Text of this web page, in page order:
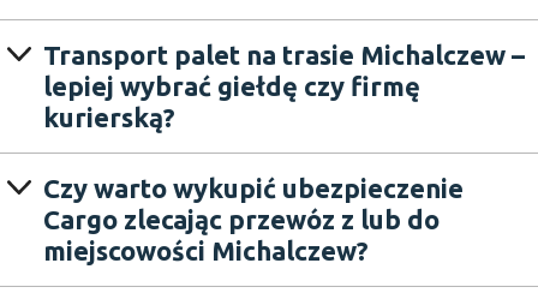
Transport palet na trasie Michalczew –
lepiej wybrać giełdę czy firmę
kurierską?
Czy warto wykupić ubezpieczenie
Cargo zlecając przewóz z lub do
miejscowości Michalczew?